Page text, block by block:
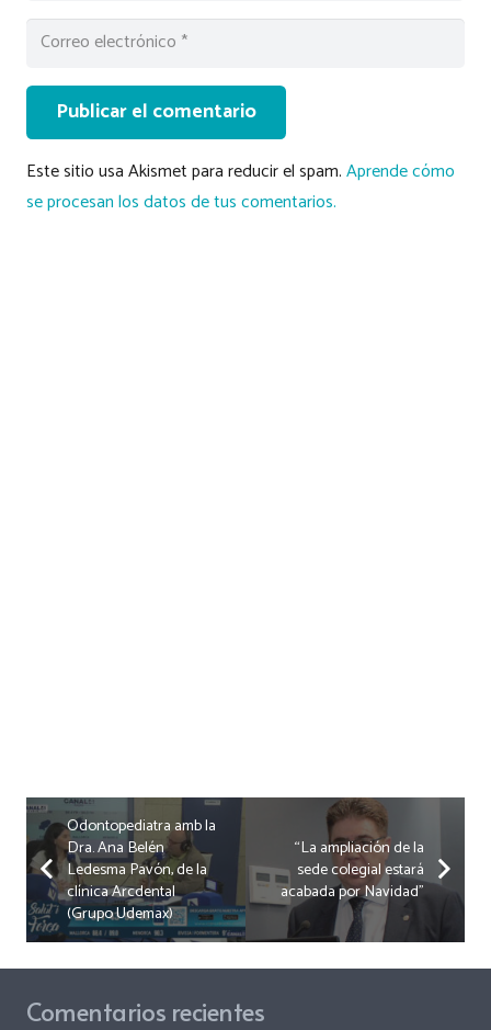
Publicar el comentario
Este sitio usa Akismet para reducir el spam.Aprende cómo
se procesan los datos de tus comentarios.
Odontopediatra amb la
Dra. Ana Belén
Ledesma Pavón, de la
clínica Arcdental
(Grupo Udemax)
“La ampliación de la
sede colegial estará
acabada por Navidad”
Comentarios recientes